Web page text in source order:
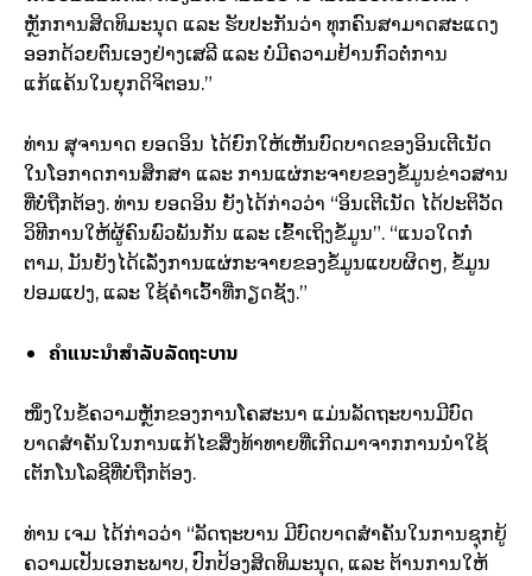
ຫຼັກການສິດທິມະນຸດ ແລະ ຮັບປະກັນວ່າ ທຸກຄົນສາມາດສະແດງ
ອອກດ້ວຍຕົນເອງຢ່າງເສລີ ແລະ ບໍ່ມີຄວາມຢ້ານກົວຕໍ່ການ
ແກ້ແຄ້ນໃນຍຸກດິຈິຕອນ.”
ທ່ານ ສຸຈານາດ ຍອດອິນ ໄດ້ຍົກໃຫ້ເຫັນບົດບາດຂອງອິນເຕີເນັດ
ໃນໂອກາດການສຶກສາ ແລະ ການແຜ່ກະຈາຍຂອງຂໍ້ມູນຂ່າວສານ
ທີ່ບໍ່ຖືກຕ້ອງ. ທ່ານ ຍອດອິນ ຍັງໄດ້ກ່າວວ່າ “ອິນເຕີເນັດ ໄດ້ປະຕິວັດ
ວິທີການໃຫ້ຜູ້ຄົນພົວພັນກັນ ແລະ ເຂົ້າເຖິງຂໍ້ມູນ”. “ແນວໃດກໍ່
ຕາມ, ມັນຍັງໄດ້ເລັ່ງການແຜ່ກະຈາຍຂອງຂໍ້ມູນແບບຜິດໆ, ຂໍ້ມູນ
ປອມແປງ, ແລະ ໃຊ້ຄໍາເວົ້າທີ່ກຽດຊັງ.”
ຄໍາແນະນໍາສໍາລັບລັດຖະບານ
ໜຶ່ງໃນຂໍ້ຄວາມຫຼັກຂອງການໂຄສະນາ ແມ່ນລັດຖະບານມີບົດ
ບາດສໍາຄັນໃນການແກ້ໄຂສິ່ງທ້າທາຍທີ່ເກີດມາຈາກການນຳໃຊ້
ເຕັກໂນໂລຊີທີ່ບໍ່ຖືກຕ້ອງ.
ທ່ານ ເຈມ ໄດ້ກ່າວວ່າ “ລັດຖະບານ ມີບົດບາດສຳຄັນໃນການຊຸກຍູ້
ຄວາມເປັນເອກະພາບ, ປົກປ້ອງສິດທິມະນຸດ, ແລະ ຕ້ານການໃຫ້